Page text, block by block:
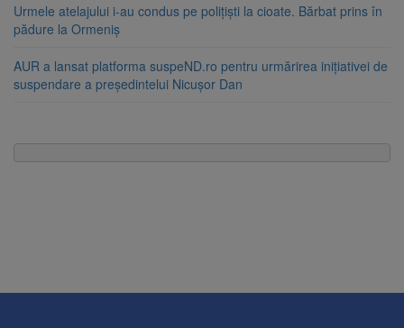
Urmele atelajului i-au condus pe polițiști la cioate. Bărbat prins în
pădure la Ormeniș
AUR a lansat platforma suspeND.ro pentru urmărirea inițiativei de
suspendare a președintelui Nicușor Dan